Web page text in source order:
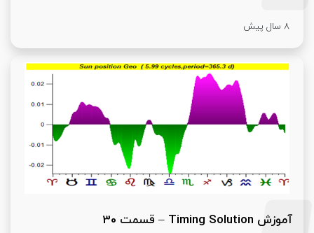
8 سال پیش
آموزش Timing Solution – قسمت 30